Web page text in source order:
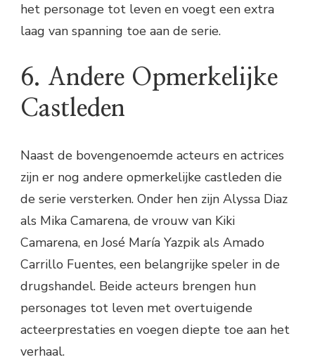
het personage tot leven en voegt een extra
laag van spanning toe aan de serie.
6. Andere Opmerkelijke
Castleden
Naast de bovengenoemde acteurs en actrices
zijn er nog andere opmerkelijke castleden die
de serie versterken. Onder hen zijn Alyssa Diaz
als Mika Camarena, de vrouw van Kiki
Camarena, en José María Yazpik als Amado
Carrillo Fuentes, een belangrijke speler in de
drugshandel. Beide acteurs brengen hun
personages tot leven met overtuigende
acteerprestaties en voegen diepte toe aan het
verhaal.